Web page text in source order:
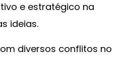
e estratégico na
ideias.
diversos conflitos no